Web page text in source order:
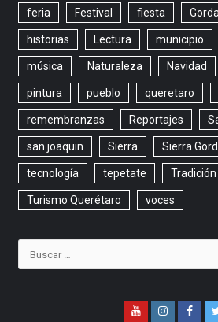
feria Festival fiesta
historias Lectura municipio
música Naturaleza Navidad
pintura pueblo queretaro
remembranzas Reportajes
san joaquin Sierra Sierra
tecnología tepetate Tradición
Turismo Querétaro voces